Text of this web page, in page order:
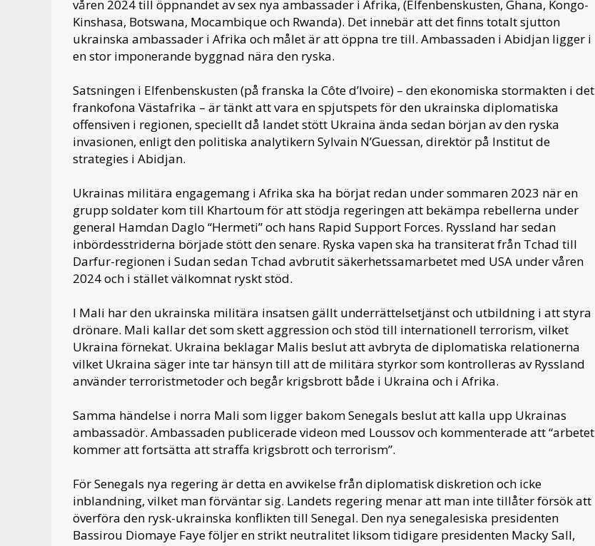
våren 2024 till öppnandet av sex nya ambassader i Afrika, (Elfenbenskusten, Ghana, Kongo-
Kinshasa, Botswana, Mocambique och Rwanda). Det innebär att det finns totalt sjutton
ukrainska ambassader i Afrika och målet är att öppna tre till. Ambassaden i Abidjan ligger i
en stor imponerande byggnad nära den ryska.
Satsningen i Elfenbenskusten (på franska la Côte d’Ivoire) – den ekonomiska stormakten i det
frankofona Västafrika – är tänkt att vara en spjutspets för den ukrainska diplomatiska
offensiven i regionen, speciellt då landet stött Ukraina ända sedan början av den ryska
invasionen, enligt den politiska analytikern Sylvain N’Guessan, direktör på Institut de
strategies i Abidjan.
Ukrainas militära engagemang i Afrika ska ha börjat redan under sommaren 2023 när en
grupp soldater kom till Khartoum för att stödja regeringen att bekämpa rebellerna under
general Hamdan Daglo “Hermeti” och hans Rapid Support Forces. Ryssland har sedan
inbördesstriderna började stött den senare. Ryska vapen ska ha transiterat från Tchad till
Darfur-regionen i Sudan sedan Tchad avbrutit säkerhetssamarbetet med USA under våren
2024 och i stället välkomnat ryskt stöd.
I Mali har den ukrainska militära insatsen gällt underrättelsetjänst och utbildning i att styra
drönare. Mali kallar det som skett aggression och stöd till internationell terrorism, vilket
Ukraina förnekat. Ukraina beklagar Malis beslut att avbryta de diplomatiska relationerna
vilket Ukraina säger inte tar hänsyn till att de militära styrkor som kontrolleras av Ryssland
använder terroristmetoder och begår krigsbrott både i Ukraina och i Afrika.
Samma händelse i norra Mali som ligger bakom Senegals beslut att kalla upp Ukrainas
ambassadör. Ambassaden publicerade videon med Loussov och kommenterade att “arbetet
kommer att fortsätta att straffa krigsbrott och terrorism”.
För Senegals nya regering är detta en avvikelse från diplomatisk diskretion och icke
inblandning, vilket man förväntar sig. Landets regering menar att man inte tillåter försök att
överföra den rysk-ukrainska konflikten till Senegal. Den nya senegalesiska presidenten
Bassirou Diomaye Faye följer en strikt neutralitet liksom tidigare presidenten Macky Sall,